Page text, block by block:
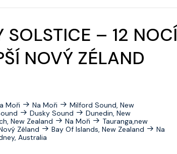
Celebrity Equinox
Celebrity Flora
Celebrity Reflection
Celebrity Roamer
SOLSTICE – 12 NOCÍ
NOVÝ ZÉLAND
Moři Na Moři
Milford Sound, New
Dusky Sound
Dunedin, New
New Zealand Na Moři
Tauranga,new
Zéland Bay Of Islands, New Zealand
Na
Australia